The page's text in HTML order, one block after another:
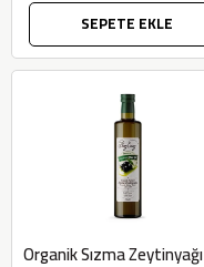
SEPETE EKLE
Organik Sızma Zeytinyağı